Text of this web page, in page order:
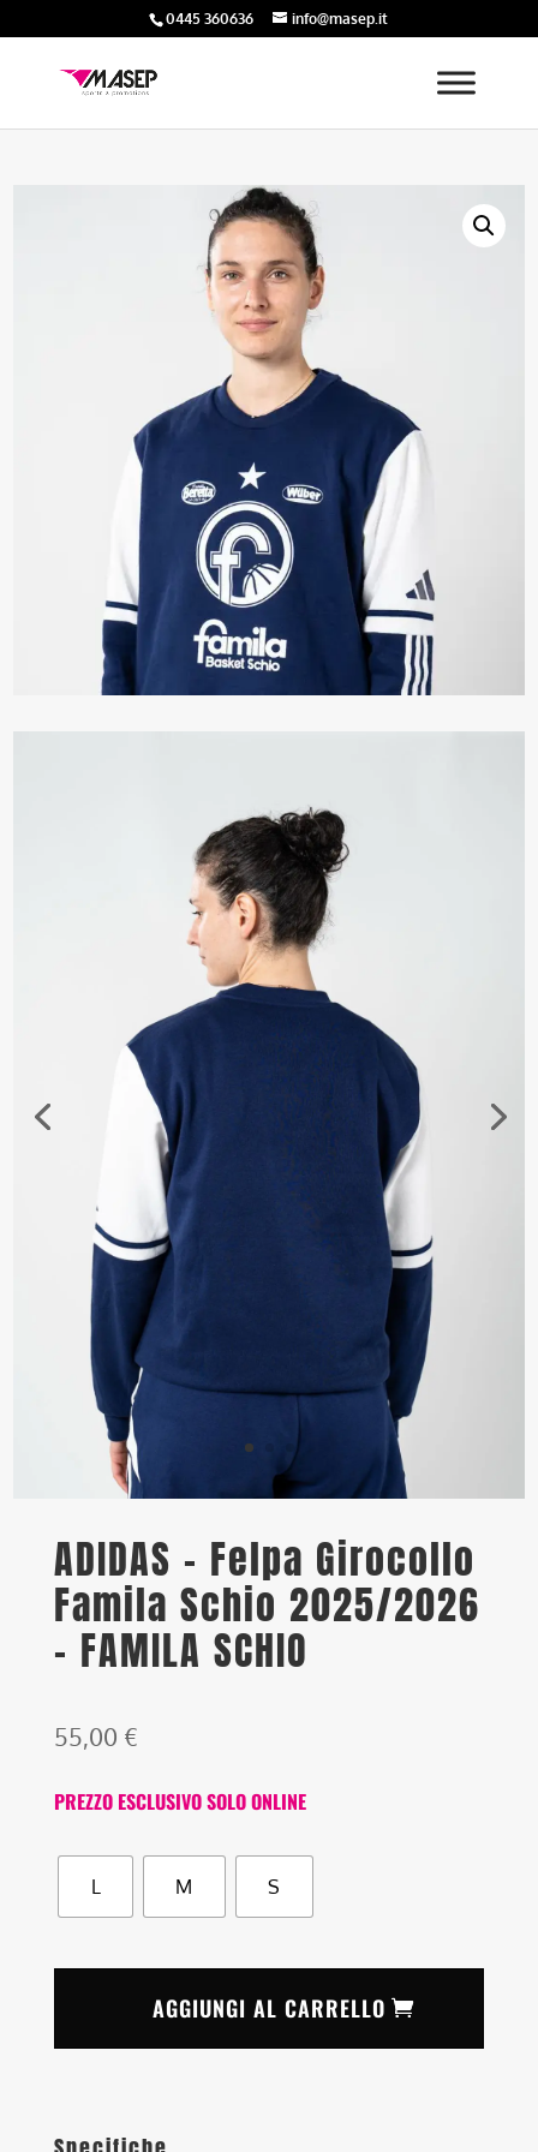
0445 360636 info@masep.it
ADIDAS – Felpa Girocollo
Famila Schio 2025/2026
– FAMILA SCHIO
55,00 €
PREZZO ESCLUSIVO SOLO ONLINE
L M S
AGGIUNGI AL CARRELLO